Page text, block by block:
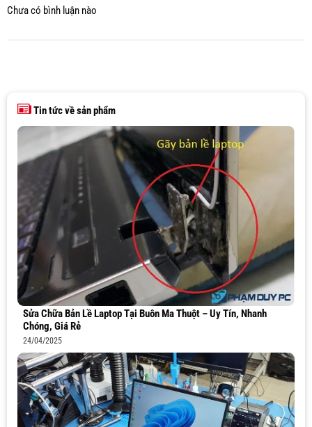
Chưa có bình luận nào
Tin tức về sản phẩm
Sửa Chữa Bản Lề Laptop Tại Buôn Ma Thuột – Uy Tín, Nhanh
Chóng, Giá Rẻ
24/04/2025